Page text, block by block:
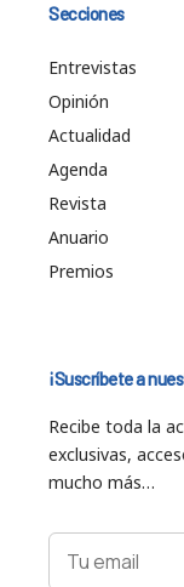
Secciones
Entrevistas
Opinión
Actualidad
Agenda
Revista
Anuario
Premios
¡Suscríbete a
Recibe toda la
exclusivas,
mucho más…